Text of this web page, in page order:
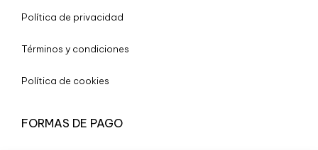
Política de privacidad
Términos y condiciones
Política de cookies
FORMAS DE PAGO